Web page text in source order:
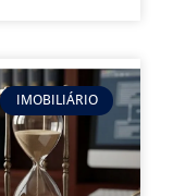
IMOBILIÁRIO